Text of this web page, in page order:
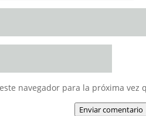
navegador para la próxima vez
Enviar comentario